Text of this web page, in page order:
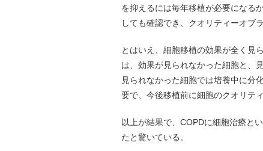
を抑えるには毎年移植が必要になる
しても確認でき、クオリティーオブ
とはいえ、細胞移植の効果が全く見
は、効果が見られなかった細胞と、
見られなかった細胞では培養中に分
要で、今後移植前に細胞のクオリテ
以上が結果で、COPDに細胞治療と
たと驚いている。